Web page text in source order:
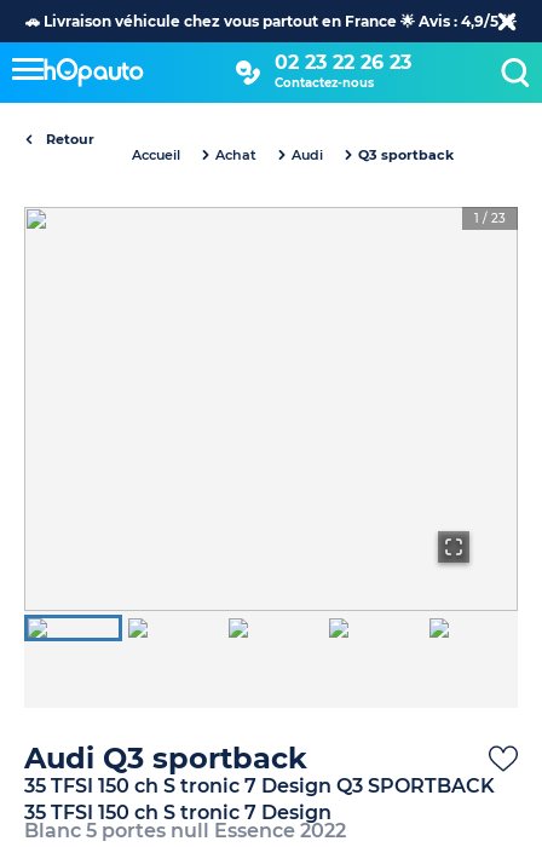
🚗 Livraison véhicule chez vous partout en France 🌟 Avis : 4,9/5 🌟
02 23 22 26 23
Contactez-nous
Retour
Accueil
Achat Audi Q3 sportback
1 / 23
Audi Q3 sportback
35 TFSI 150 ch S tronic 7 Design Q3 SPORTBACK
35 TFSI 150 ch S tronic 7 Design
Blanc 5 portes null Essence 2022